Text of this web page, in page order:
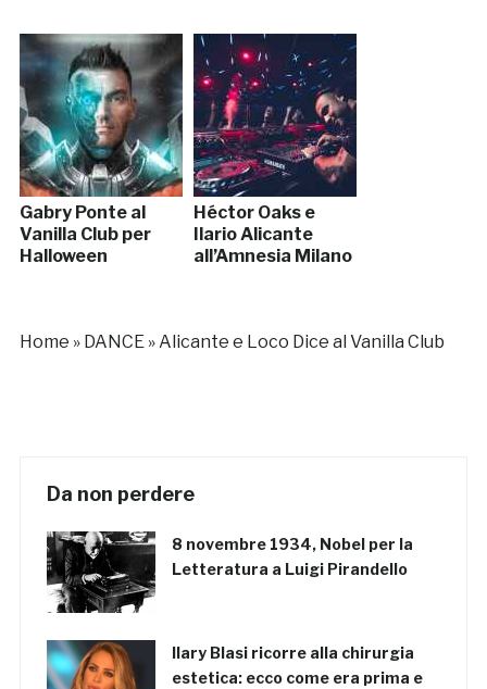
Gabry Ponte al
Vanilla Club per
Halloween
Héctor Oaks e
Ilario Alicante
all’Amnesia Milano
Home » DANCE»Alicante e Loco Dice al Vanilla Club
Da non perdere
8 novembre 1934, Nobel per la
Letteratura a Luigi Pirandello
Ilary Blasi ricorre alla chirurgia
estetica: ecco come era prima e